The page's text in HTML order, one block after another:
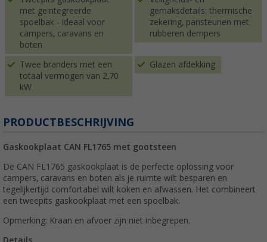
met geïntegreerde
spoelbak - ideaal voor
campers, caravans en
boten
gemaksdetails: thermische
zekering, pansteunen met
rubberen dempers
Twee branders met een
totaal vermogen van 2,70
kW
Glazen afdekking
PRODUCTBESCHRIJVING
Gaskookplaat CAN FL1765 met gootsteen
De CAN FL1765 gaskookplaat is de perfecte oplossing voor
campers, caravans en boten als je ruimte wilt besparen en
tegelijkertijd comfortabel wilt koken en afwassen. Het combineert
een tweepits gaskookplaat met een spoelbak.
Opmerking: Kraan en afvoer zijn niet inbegrepen.